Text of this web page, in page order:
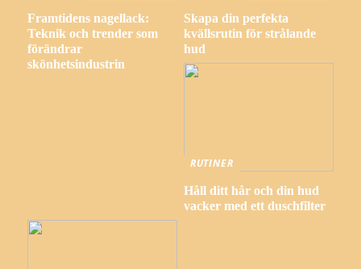
Framtidens nagellack:
Teknik och trender som
förändrar
skönhetsindustrin
Skapa din perfekta
kvällsrutin för strålande
hud
RUTINER
Håll ditt hår och din hud
vacker med ett duschfilter